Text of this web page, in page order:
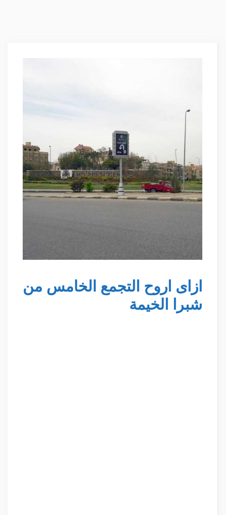
ازاى اروح التجمع الخامس من
شبرا الخيمة